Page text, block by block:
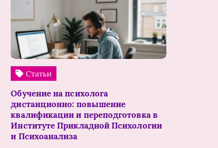
Статьи
Обучение на психолога
дистанционно: повышение
квалификации и переподготовка в
Институте Прикладной Психологии
и Психоанализа